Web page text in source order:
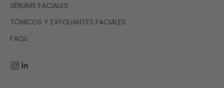
SÉRUMS FACIALES
TÓNICOS Y EXFOLIANTES FACIALES
FAQs